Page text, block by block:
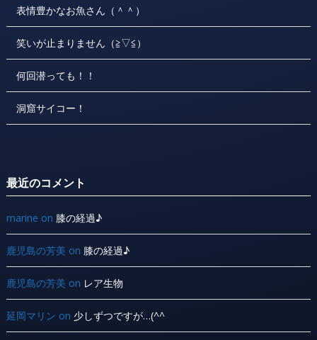
表情豊かなお魚さん（＾＾）
笑いが止まりません（≧▽≦）
何回潜っても！！
洞窟サイコー！
最近のコメント
marine on 膝の経過♪
鹿児島の芳美 on 膝の経過♪
鹿児島の芳美 on レア生物
延岡マリン on 少しずつですが…(^^ ゞ